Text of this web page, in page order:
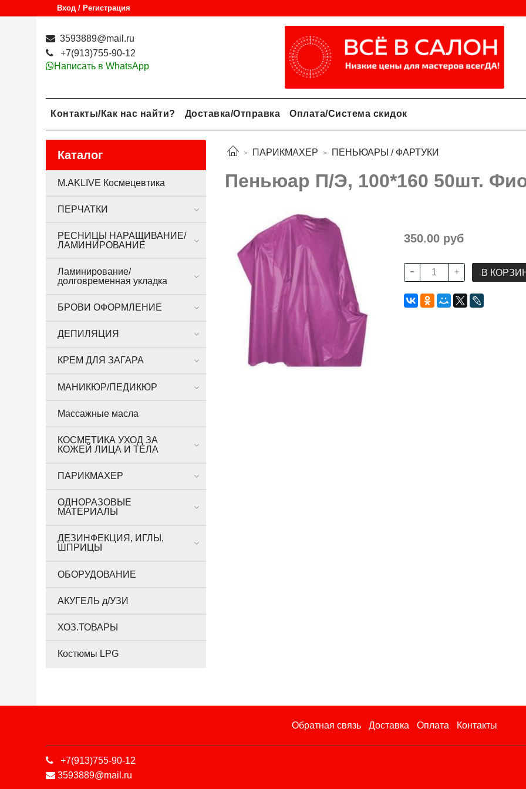
Вход / Регистрация
3593889@mail.ru
+7(913)755-90-12
Написать в WhatsApp
Контакты/Как нас найти? Доставка/Отправка Оплата/Система скидок
ПАРИКМАХЕР ПЕНЬЮАРЫ / ФАРТУКИ
Пеньюар П/Э, 100*160 50шт.
350.00 руб
В
Каталог
M.AKLIVE Космецевтика
ПЕРЧАТКИ
РЕСНИЦЫ НАРАЩИВАНИЕ/
ЛАМИНИРОВАНИЕ
Ламинирование/
долговременная укладка
БРОВИ ОФОРМЛЕНИЕ
ДЕПИЛЯЦИЯ
КРЕМ ДЛЯ ЗАГАРА
МАНИКЮР/ПЕДИКЮР
Массажные масла
КОСМЕТИКА УХОД ЗА
КОЖЕЙ ЛИЦА И ТЕЛА
ПАРИКМАХЕР
ОДНОРАЗОВЫЕ
МАТЕРИАЛЫ
ДЕЗИНФЕКЦИЯ, ИГЛЫ,
ШПРИЦЫ
ОБОРУДОВАНИЕ
АКУГЕЛЬ д/УЗИ
ХОЗ.ТОВАРЫ
Костюмы LPG
Обратная связь Доставка Оплата Контакты
+7(913)755-90-12
3593889@mail.ru